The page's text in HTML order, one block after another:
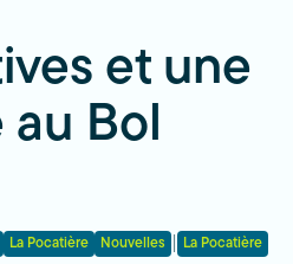
et une
au Bol
La Pocatière Nouvelles La Pocatière